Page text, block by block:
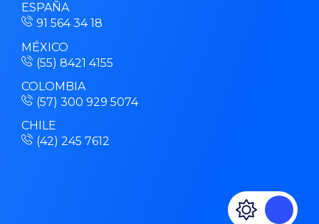
ESPAÑA
91 564 34 18
MÉXICO
(55) 8421 4155
COLOMBIA
(57) 300 929 5074
CHILE
(42) 245 7612